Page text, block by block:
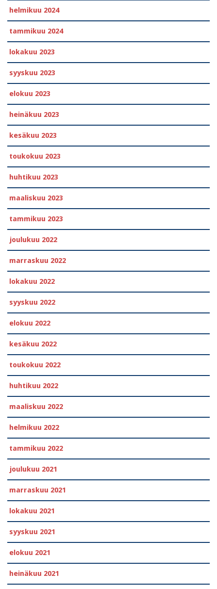
helmikuu 2024
tammikuu 2024
lokakuu 2023
syyskuu 2023
elokuu 2023
heinäkuu 2023
kesäkuu 2023
toukokuu 2023
huhtikuu 2023
maaliskuu 2023
tammikuu 2023
joulukuu 2022
marraskuu 2022
lokakuu 2022
syyskuu 2022
elokuu 2022
kesäkuu 2022
toukokuu 2022
huhtikuu 2022
maaliskuu 2022
helmikuu 2022
tammikuu 2022
joulukuu 2021
marraskuu 2021
lokakuu 2021
syyskuu 2021
elokuu 2021
heinäkuu 2021